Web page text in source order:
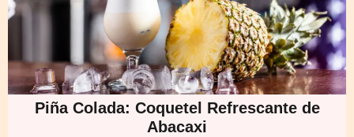
Piña Colada: Coquetel Refrescante de
Abacaxi